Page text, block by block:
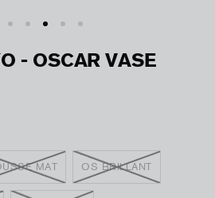
- OSCAR VASE
MAT OS BRILLANT